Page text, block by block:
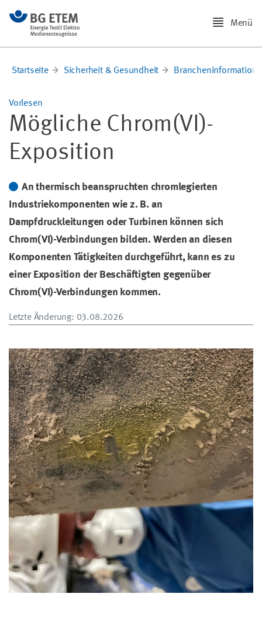
Menü
Startseite Sicherheit & Gesundheit
Vorlesen
Mögliche Chrom(VI)-
Exposition
An thermisch beanspruchten chromlegierten
Industriekomponenten wie z. B. an
Dampfdruckleitungen oder Turbinen können sich
Chrom(VI)-Verbindungen bilden. Werden an diesen
Komponenten Tätigkeiten durchgeführt, kann es zu
einer Exposition der Beschäftigten gegenüber
Chrom(VI)-Verbindungen kommen.
Letzte Änderung: 03.08.2026